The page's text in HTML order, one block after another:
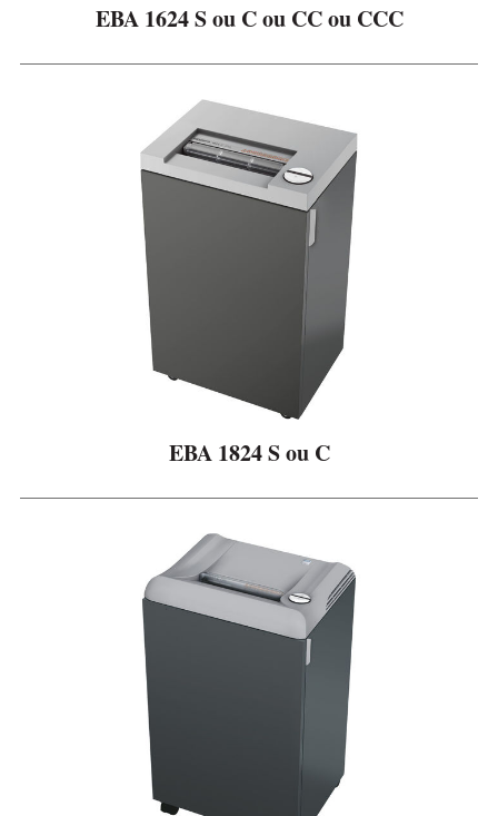
EBA 1624 S ou C ou CC ou CCC
EBA 1824 S ou C